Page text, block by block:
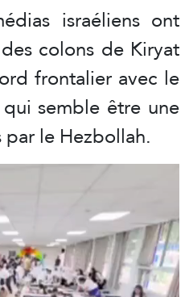
israéliens ont
colons de Kiryat
frontalier avec le
semble être une
le Hezbollah.